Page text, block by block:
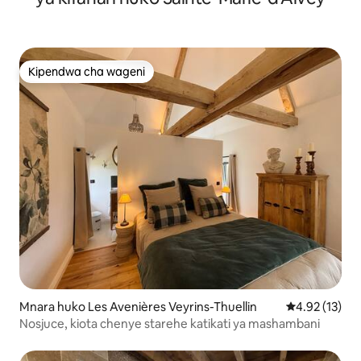
Kipendwa cha wageni
Kipendwa cha wageni
Mnara huko Les Avenières Veyrins-Thuellin Ukadiriaji wa
4.92 (13)
Nosjuce, kiota chenye starehe katikati ya mashambani